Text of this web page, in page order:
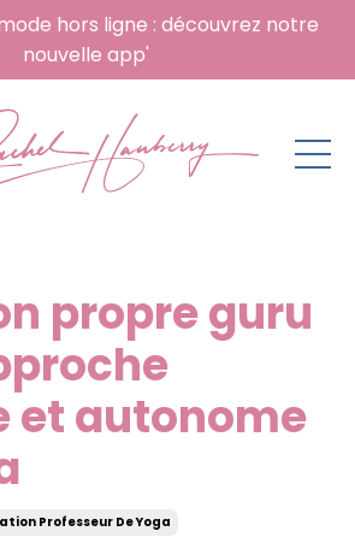
hors ligne : découvrez notre
nouvelle app'
propre guru
et autonome
Professeur De Yoga